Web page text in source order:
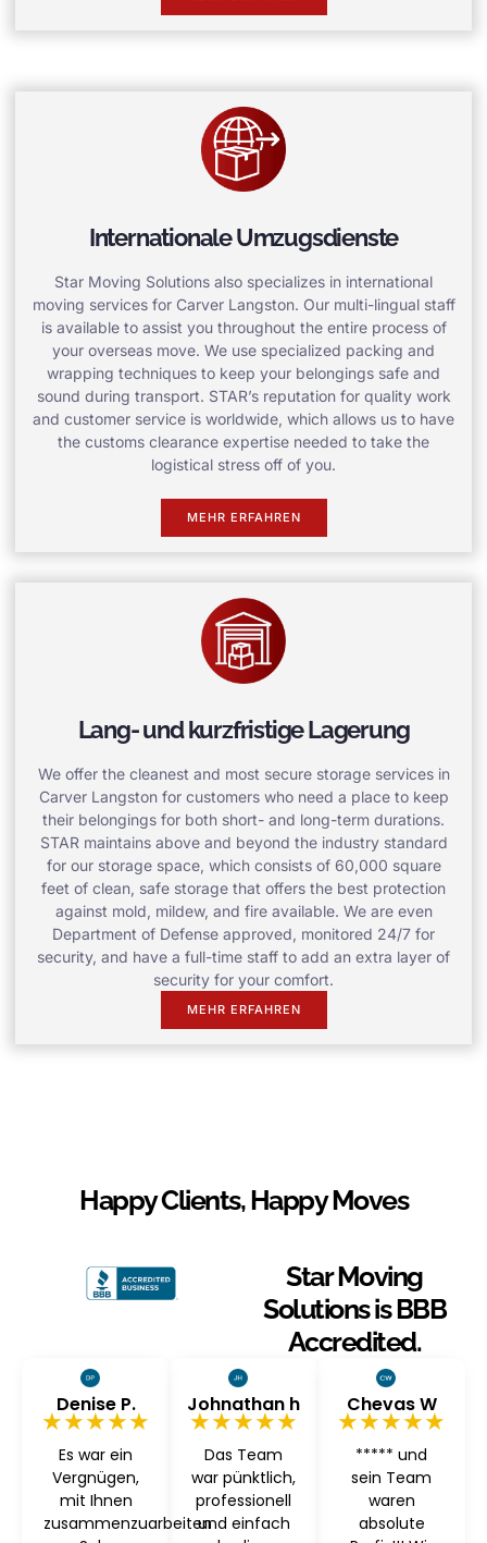
Internationale Umzugsdienste
Star Moving Solutions also specializes in international
moving services for Carver Langston. Our multi-lingual staff
is available to assist you throughout the entire process of
your overseas move. We use specialized packing and
wrapping techniques to keep your belongings safe and
sound during transport. STAR’s reputation for quality work
and customer service is worldwide, which allows us to have
the customs clearance expertise needed to take the
logistical stress off of you.
MEHR ERFAHREN
Lang- und kurzfristige Lagerung
We offer the cleanest and most secure storage services in
Carver Langston for customers who need a place to keep
their belongings for both short- and long-term durations.
STAR maintains above and beyond the industry standard
for our storage space, which consists of 60,000 square
feet of clean, safe storage that offers the best protection
against mold, mildew, and fire available. We are even
Department of Defense approved, monitored 24/7 for
security, and have a full-time staff to add an extra layer of
security for your comfort.
MEHR ERFAHREN
Happy Clients, Happy Moves
Star Moving
Solutions is BBB
Accredited.
Denise P.
★★★★★
Es war ein
Vergnügen,
mit Ihnen
zusammenzuarbeiten
Johnathan h
★★★★★
Das Team
war pünktlich,
professionell
und einfach
Chevas W
★★★★★
***** und
sein Team
waren
absolute